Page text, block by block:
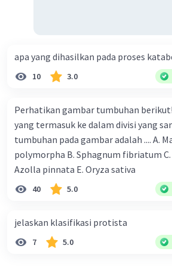
guanin (G).
Basa nitrogen dalam
adenin (A), urasil (U),
menggantikan timin dalam
Beri Rating·0.0(0) Balas
Pahryy P Level 47
26 November 2023 21:49
apa yang dihasilkan pada proses
10 3.0
Perhatikan gambar tumbuhan
yang termasuk ke dalam divisi yang
tumbuhan pada gambar adalah .... A.
polymorpha B. Sphagnum fibriatum C.
Azolla pinnata E. Oryza sativa
40 5.0
jelaskan klasifikasi protista
7 5.0